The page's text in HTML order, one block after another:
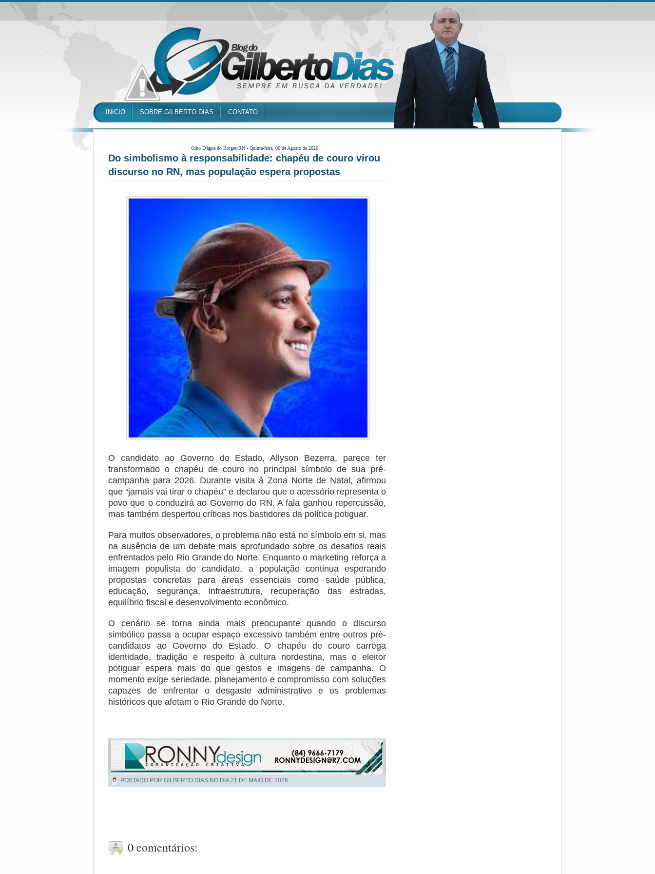
INICIO SOBRE GILBERTO DIAS CONTATO
Olho D'água do Borges/RN - Quinta-feira, 06 de Agosto de 2026
Do simbolismo à responsabilidade: chapéu de couro virou
discurso no RN, mas população espera propostas
O candidato ao Governo do Estado,Allyson Bezerra, parece ter
transformado o chapéu de couro no principal símbolo de sua pré-
campanha para 2026. Durante visita à Zona Norte de Natal, afirmou
que “jamais vai tirar o chapéu” e declarou que o acessório representa o
povo que o conduzirá ao Governo do RN. A fala ganhou repercussão,
mas também despertou críticas nos bastidores da política potiguar.
Para muitos observadores, o problema não está no símbolo em si, mas
na ausência de um debate mais aprofundado sobre os desafios reais
enfrentados pelo Rio Grande do Norte. Enquanto o marketing reforça a
imagem populista do candidato, a população continua esperando
propostas concretas para áreas essenciais como saúde pública,
educação, segurança, infraestrutura, recuperação das estradas,
equilíbrio fiscal e desenvolvimento econômico.
O cenário se torna ainda mais preocupante quando o discurso
simbólico passa a ocupar espaço excessivo também entre outros pré-
candidatos ao Governo do Estado. O chapéu de couro carrega
identidade, tradição e respeito à cultura nordestina, mas o eleitor
potiguar espera mais do que gestos e imagens de campanha. O
momento exige seriedade, planejamento e compromisso com soluções
capazes de enfrentar o desgaste administrativo e os problemas
históricos que afetam o Rio Grande do Norte.
POSTADO POR GILBERTO DIAS NO DIA21 DE MAIO DE 2026
0 comentários: